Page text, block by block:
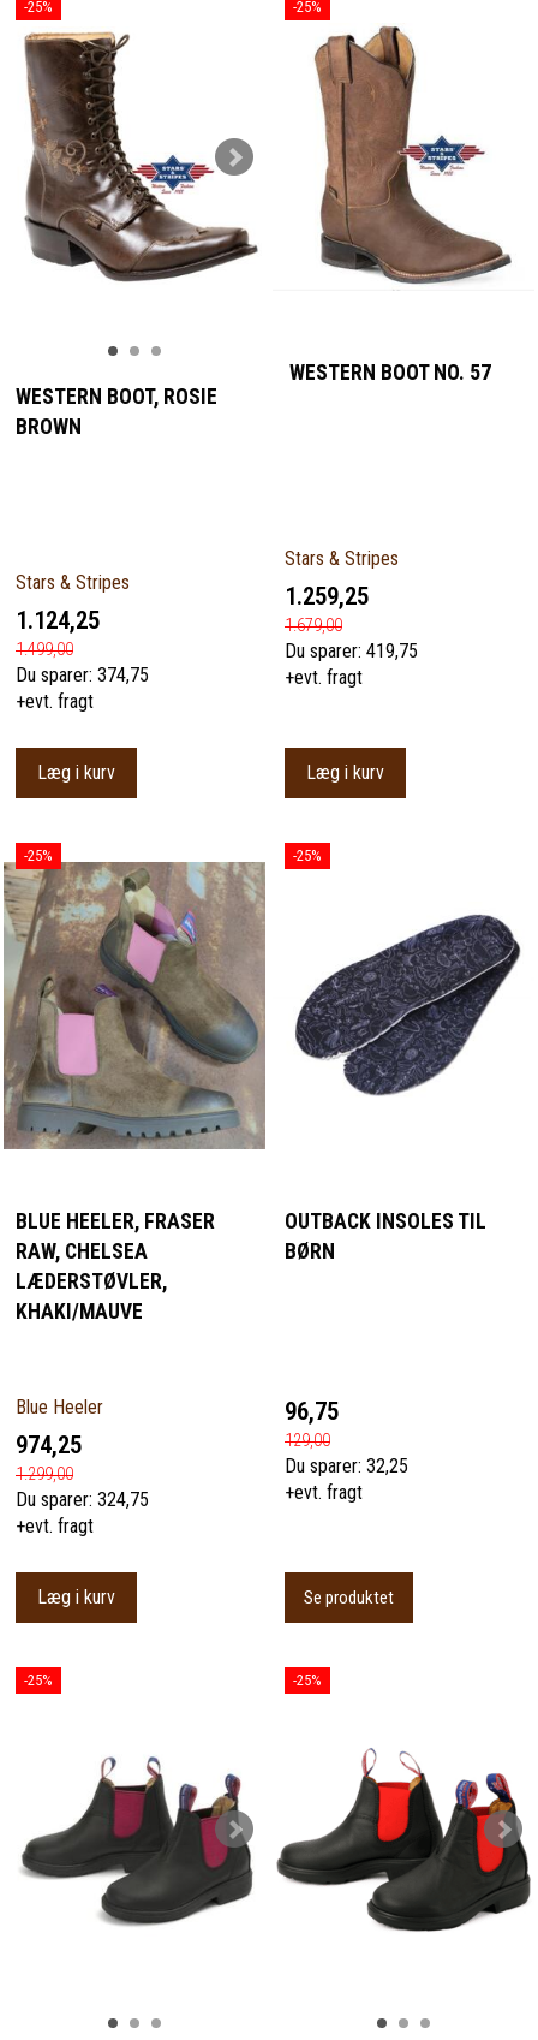
-25%
WESTERN BOOT, ROSIE
BROWN
Stars & Stripes
1.124,25
1.499,00
Du sparer: 374,75
+evt. fragt
Læg i kurv
-25%
WESTERN BOOT NO. 57
Stars & Stripes
1.259,25
1.679,00
Du sparer: 419,75
+evt. fragt
Læg i kurv
-25%
BLUE HEELER, FRASER
RAW, CHELSEA
LÆDERSTØVLER,
KHAKI/MAUVE
Blue Heeler
974,25
1.299,00
Du sparer: 324,75
+evt. fragt
Læg i kurv
-25%
OUTBACK INSOLES TIL
BØRN
96,75
129,00
Du sparer: 32,25
+evt. fragt
Se produktet
-25% -25%